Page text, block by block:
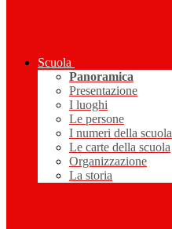
Scuola
Panoramica
Presentazione
I luoghi
Le persone
I numeri della scuola
Le carte della scuola
Organizzazione
La storia